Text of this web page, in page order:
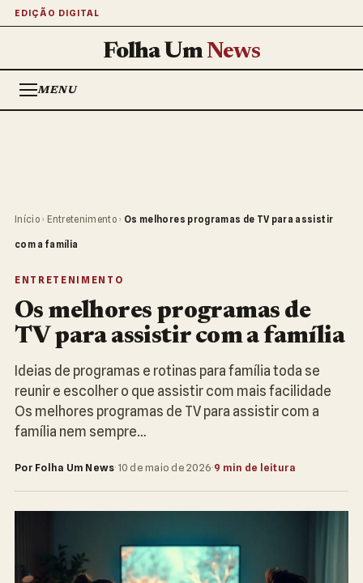
EDIÇÃO DIGITAL
Folha UmNews
MENU
Início › Entretenimento › Os melhores programas de TV para assistir
com a família
ENTRETENIMENTO
Os melhores programas de
TV para assistir com a família
Ideias de programas e rotinas para família toda se
reunir e escolher o que assistir com mais facilidade
Os melhores programas de TV para assistir com a
família nem sempre…
Por Folha Um News· 10 de maio de 2026·9 min de leitura